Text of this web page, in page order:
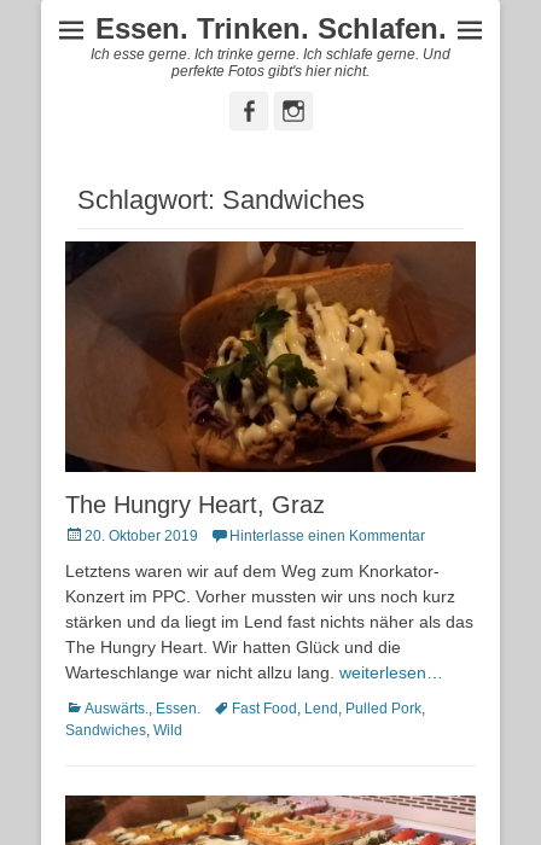
Essen. Trinken. Schlafen.
Ich esse gerne. Ich trinke gerne. Ich schlafe gerne. Und
perfekte Fotos gibt's hier nicht.
FacebookInstagram
Schlagwort: Sandwiches
The Hungry Heart, Graz
Posted
20. Oktober 2019 Hinterlasse einen Kommentar
Letztens waren wir auf dem Weg zum Knorkator-
Konzert im PPC. Vorher mussten wir uns noch kurz
stärken und da liegt im Lend fast nichts näher als das
The Hungry Heart. Wir hatten Glück und die
Warteschlange war nicht allzu lang. weiterlesen…
Kategorien
Auswärts., Essen. Schlagworte
Fast Food , Lend , Pulled Pork,
Sandwiches, Wild